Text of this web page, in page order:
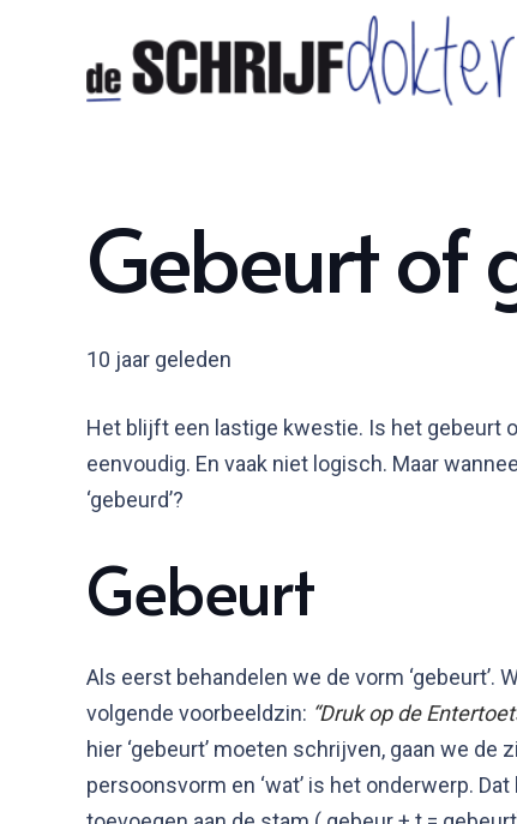
Gebeurt of
10 jaar geleden
Het blijft een lastige kwestie. Is het gebeurt
eenvoudig. En vaak niet logisch. Maar
‘gebeurd’?
Gebeurt
Als eerst behandelen we de vorm ‘gebeurt’.
volgende voorbeeldzin: “Druk op de
hier ‘gebeurt’ moeten schrijven, gaan we de
persoonsvorm en ‘wat’ is het onderwerp.